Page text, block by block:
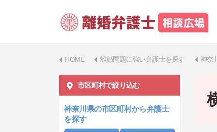
HOME 離婚問題に強い弁護士を探す 神奈
市区町村で絞り込む
神奈川県の市区町村から弁護士
を探す